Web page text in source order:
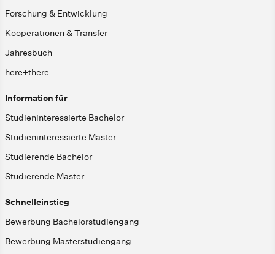
Forschung & Entwicklung
Kooperationen & Transfer
Jahresbuch
here+there
Information für
Studieninteressierte Bachelor
Studieninteressierte Master
Studierende Bachelor
Studierende Master
Schnelleinstieg
Bewerbung Bachelorstudiengang
Bewerbung Masterstudiengang